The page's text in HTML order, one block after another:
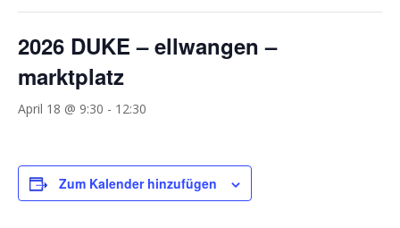
2026 DUKE – ellwangen –
marktplatz
April 18 @ 9:30 - 12:30
Zum Kalender hinzufügen